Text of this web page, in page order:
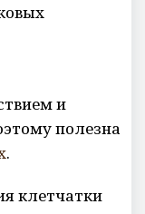
и
полезна
.
клетчатки